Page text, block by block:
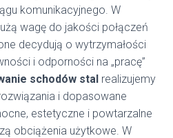
komunikacyjnego. W
wagę do jakości połączeń
decydują o wytrzymałości
i odporności na „pracę”
schodów stal realizujemy
i dopasowane
estetyczne i powtarzalne
obciążenia użytkowe. W